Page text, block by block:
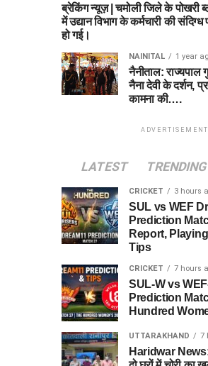
ब्रेकिंग न्यूज़ | चमोली जिले के पोखरी
में उद्यान विभाग के कर्मचारी की संदिग्ध
हो गई।
NAINITAL 1 year
नैनीताल: राज्यपाल
नैना देवी के दर्शन,
कामना की….
ADVERTISEMENT
LATEST TRENDING
CRICKET 3 hours
SUL vs WEF
Prediction
Report,
Tips
CRICKET 7 hours
SUL-W vs
Prediction
Hundred
UTTARAKHAND 7
Haridwar